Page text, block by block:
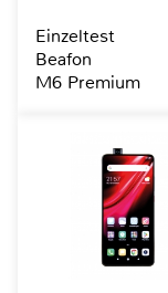
Einzeltest
Beafon
M6 Premium